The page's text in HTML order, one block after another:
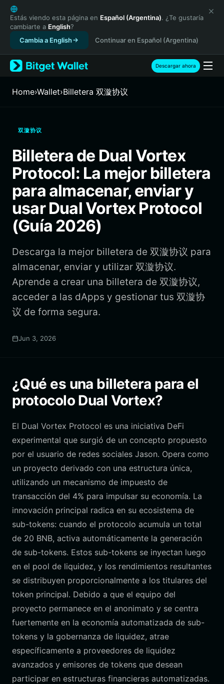
English
日本語
Tiếng Việt
Русский
Español (Latinoamérica)
Türkçe
Français
繁體中文
Bahasa Indonesia
ภาษาไทย
Español
Português (Brasil)
Español (Argentina)
Estás viendo esta página en Español (Argentina). ¿Te gustaría
cambiarte a English?
Cambia a English
Continuar en Español (Argentina)
Descargar ahora
Home›Wallet›Billetera 双漩协议
双漩协议
Billetera de Dual Vortex
Protocol: La mejor billetera
para almacenar, enviar y
usar Dual Vortex Protocol
(Guía 2026)
Descarga la mejor billetera de 双漩协议 para
almacenar, enviar y utilizar 双漩协议.
Aprende a crear una billetera de 双漩协议,
acceder a las dApps y gestionar tus 双漩协
议 de forma segura.
Jun 3, 2026
¿Qué es una billetera para el
protocolo Dual Vortex?
El Dual Vortex Protocol es una iniciativa DeFi
experimental que surgió de un concepto propuesto
por el usuario de redes sociales Jason. Opera como
un proyecto derivado con una estructura única,
utilizando un mecanismo de impuesto de
transacción del 4% para impulsar su economía. La
innovación principal radica en su ecosistema de
sub-tokens: cuando el protocolo acumula un total
de 20 BNB, activa automáticamente la generación
de sub-tokens. Estos sub-tokens se inyectan luego
en el pool de liquidez, y los rendimientos resultantes
se distribuyen proporcionalmente a los titulares del
token principal. Debido a que el equipo del
proyecto permanece en el anonimato y se centra
fuertemente en la economía automatizada de sub-
tokens y la gobernanza de liquidez, atrae
específicamente a proveedores de liquidez
avanzados y emisores de tokens que desean
participar en estructuras financieras automatizadas.